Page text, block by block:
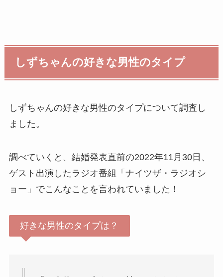
しずちゃんの好きな男性のタイプ
しずちゃんの好きな男性のタイプについて調査し
ました。
調べていくと、結婚発表直前の2022年11月30日、
ゲスト出演したラジオ番組「ナイツザ・ラジオシ
ョー」でこんなことを言われていました！
好きな男性のタイプは？